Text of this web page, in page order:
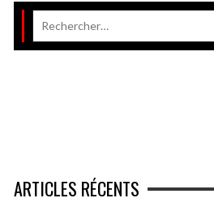
ARTICLES RÉCENTS